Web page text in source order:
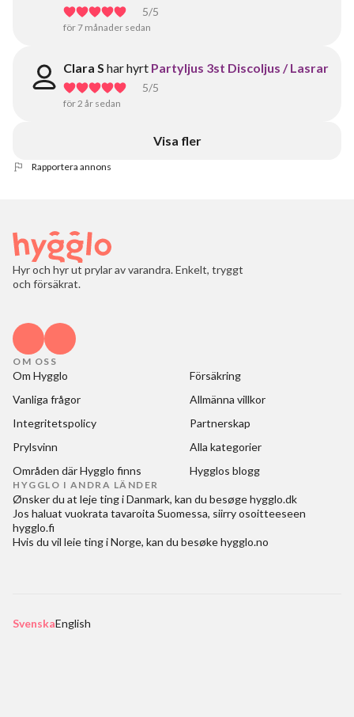
5/5
för 7 månader sedan
Clara S har hyrt Partyljus 3st Discoljus / Lasrar
5/5
för 2 år sedan
Visa fler
Rapportera annons
Hyr och hyr ut prylar av varandra. Enkelt, tryggt
och försäkrat.
OM OSS
Om Hygglo
Försäkring
Vanliga frågor
Allmänna villkor
Integritetspolicy
Partnerskap
Prylsvinn
Alla kategorier
Områden där Hygglo finns
Hygglos blogg
HYGGLO I ANDRA LÄNDER
Ønsker du at leje ting i Danmark, kan du besøgehygglo.dk
Jos haluat vuokrata tavaroita Suomessa, siirry osoitteeseen
hygglo.fi
Hvis du vil leie ting i Norge, kan du besøkehygglo.no
SvenskaEnglish